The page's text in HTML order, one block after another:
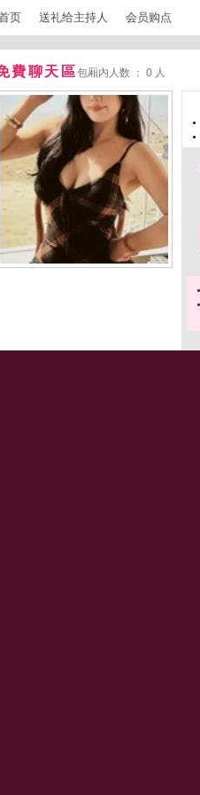
页 送礼给主持人 会员购点
費聊天區包厢内人数 ： 0 人